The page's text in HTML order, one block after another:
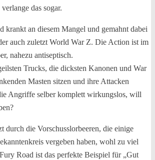
das sogar.
krankt an diesem Mangel und gemahnt dabei
auch zuletzt World War Z. Die Action ist im
nahezu antiseptisch.
Trucks, die dicksten Kanonen und War
Masten sitzen und ihre Attacken
Angriffe selber komplett wirkungslos, will
durch die Vorschusslorbeeren, die einige
vergeben haben, wohl zu viel
Road ist das perfekte Beispiel für „Gut